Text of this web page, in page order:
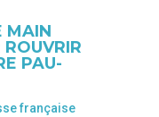
MAIN
PAU-
française